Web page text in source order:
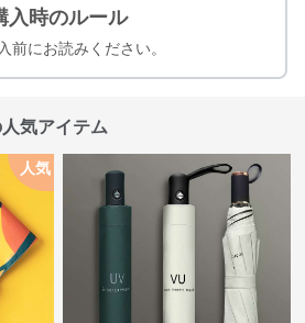
入時のルール
前にお読みください。
気アイテム
人気